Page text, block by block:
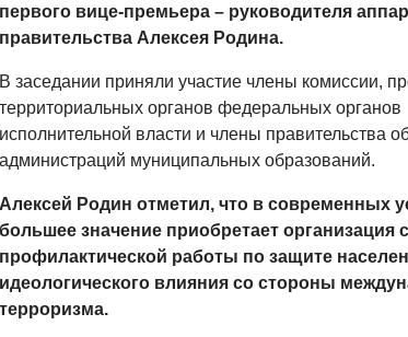
первого вице-премьера – руководителя
правительства Алексея Родина.
В заседании приняли участие члены комиссии,
территориальных органов федеральных органов
исполнительной власти и члены правительства
администраций муниципальных образований.
Алексей Родин отметил, что в современных
большее значение приобретает организация
профилактической работы по защите
идеологического влияния со стороны
терроризма.